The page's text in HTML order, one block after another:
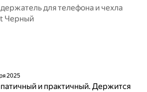
для телефона и чехла
Черный
2025
и практичный. Держится